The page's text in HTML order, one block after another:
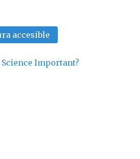
accesible
Important?